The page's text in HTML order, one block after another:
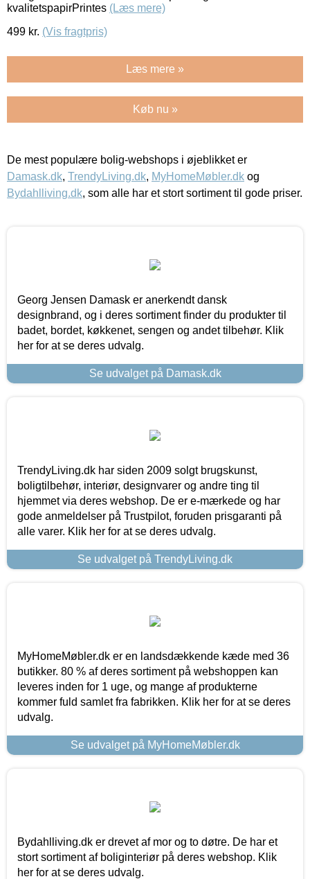
kvalitetspapirPrintes (Læs mere)
499 kr. (Vis fragtpris)
Læs mere »
Køb nu »
De mest populære bolig-webshops i øjeblikket er
Damask.dk, TrendyLiving.dk, MyHomeMøbler.dk og
Bydahlliving.dk, som alle har et stort sortiment til gode priser.
Georg Jensen Damask er anerkendt dansk
designbrand, og i deres sortiment finder du produkter til
badet, bordet, køkkenet, sengen og andet tilbehør. Klik
her for at se deres udvalg.
Se udvalget på Damask.dk
TrendyLiving.dk har siden 2009 solgt brugskunst,
boligtilbehør, interiør, designvarer og andre ting til
hjemmet via deres webshop. De er e-mærkede og har
gode anmeldelser på Trustpilot, foruden prisgaranti på
alle varer. Klik her for at se deres udvalg.
Se udvalget på TrendyLiving.dk
MyHomeMøbler.dk er en landsdækkende kæde med 36
butikker. 80 % af deres sortiment på webshoppen kan
leveres inden for 1 uge, og mange af produkterne
kommer fuld samlet fra fabrikken. Klik her for at se deres
udvalg.
Se udvalget på MyHomeMøbler.dk
Bydahlliving.dk er drevet af mor og to døtre. De har et
stort sortiment af boliginteriør på deres webshop. Klik
her for at se deres udvalg.